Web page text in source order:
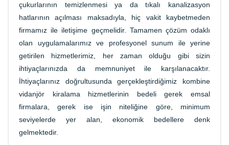
çukurlarının temizlenmesi ya da tıkalı kanalizasyon
hatlarının açılması maksadıyla, hiç vakit kaybetmeden
firmamız ile iletişime geçmelidir. Tamamen çözüm odaklı
olan uygulamalarımız ve profesyonel sunum ile yerine
getirilen hizmetlerimiz, her zaman olduğu gibi sizin
ihtiyaçlarınızda da memnuniyet ile karşılanacaktır.
İhtiyaçlarınız doğrultusunda gerçekleştirdiğimiz kombine
vidanjör kiralama hizmetlerinin bedeli gerek emsal
firmalara, gerek ise işin niteliğine göre, minimum
seviyelerde yer alan, ekonomik bedellere denk
gelmektedir.